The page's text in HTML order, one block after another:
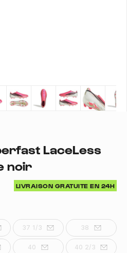
LaceLess
noir
LIVRAISON GRATUITE EN 24H
37 1/3 38
40 40 2/3